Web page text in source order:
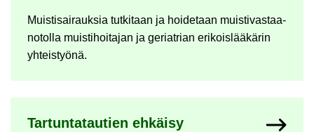
Muis­ti­sai­rauk­sia tut­ki­taan ja hoi­de­taan muis­ti­vas­taa­
no­tol­la muis­ti­hoi­ta­jan ja ge­riat­rian eri­kois­lää­kä­rin
yh­teis­työ­nä.
Tar­tun­ta­tau­tien eh­käi­sy